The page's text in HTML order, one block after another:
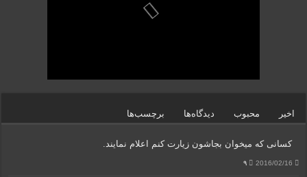
اخیر محبوب دیدگاه‌ها برچسب‌ها
کسانی که میخوان بجاشون زیارت کنم اعلام نمایند.
2016/02/16 ۹